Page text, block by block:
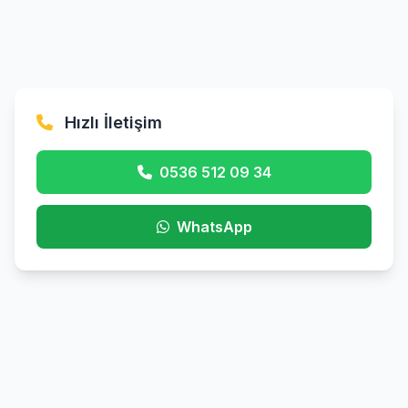
Hızlı İletişim
0536 512 09 34
WhatsApp